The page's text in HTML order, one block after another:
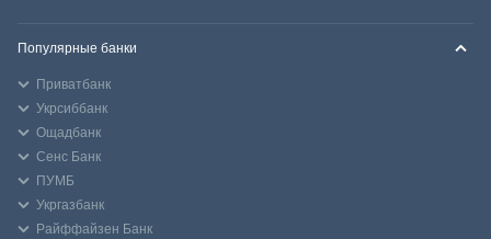
Популярные банки
Приватбанк
Укрсиббанк
Ощадбанк
Сенс Банк
ПУМБ
Укргазбанк
Райффайзен Банк